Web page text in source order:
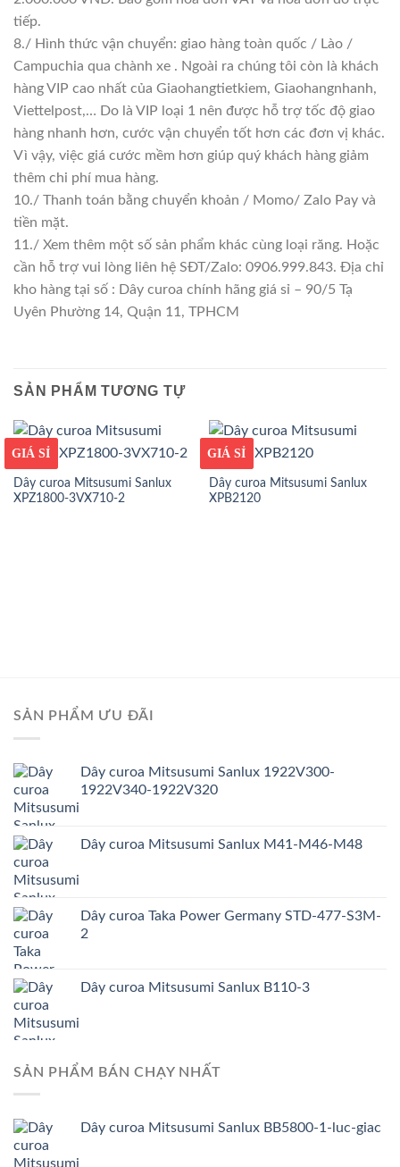
tiếp.
8./ Hình thức vận chuyển: giao hàng toàn quốc / Lào /
Campuchia qua chành xe . Ngoài ra chúng tôi còn là khách
hàng VIP cao nhất của Giaohangtietkiem, Giaohangnhanh,
Viettelpost,… Do là VIP loại 1 nên được hỗ trợ tốc độ giao
hàng nhanh hơn, cước vận chuyển tốt hơn các đơn vị khác.
Vì vậy, việc giá cước mềm hơn giúp quý khách hàng giảm
thêm chi phí mua hàng.
10./ Thanh toán bằng chuyển khoản / Momo/ Zalo Pay và
tiền mặt.
11./ Xem thêm một số sản phẩm khác cùng loại răng. Hoặc
cần hỗ trợ vui lòng liên hệ SĐT/Zalo: 0906.999.843. Địa chỉ
kho hàng tại số : Dây curoa chính hãng giá sỉ – 90/5 Tạ
Uyên Phường 14, Quận 11, TPHCM
SẢN PHẨM TƯƠNG TỰ
GIÁ TỐT
GIÁ SỈ
Dây curoa Mitsusumi Sanlux
XPZ1800-3VX710-2
GIÁ TỐT
GIÁ SỈ
Dây curoa Mitsusumi Sanlux
XPB2120
SẢN PHẨM ƯU ĐÃI
Dây curoa Mitsusumi Sanlux 1922V300-
1922V340-1922V320
Dây curoa Mitsusumi Sanlux M41-M46-M48
Dây curoa Taka Power Germany STD-477-S3M-
2
Dây curoa Mitsusumi Sanlux B110-3
SẢN PHẨM BÁN CHẠY NHẤT
Dây curoa Mitsusumi Sanlux BB5800-1-luc-giac